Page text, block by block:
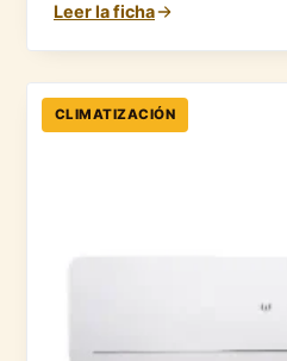
Leer la ficha
CLIMATIZACIÓN